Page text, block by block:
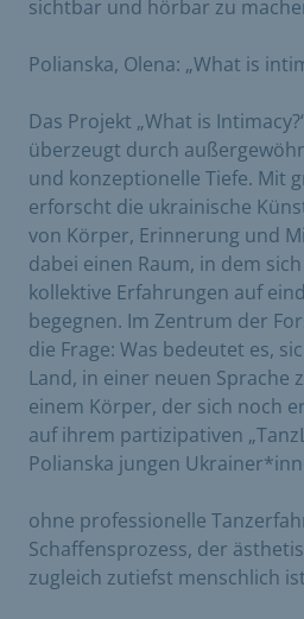
sichtbar und hörbar zu
Polianska, Olena: „What is
Das Projekt „What is
überzeugt durch
und konzeptionelle Tiefe. Mit
erforscht die ukrainische
von Körper, Erinnerung und
dabei einen Raum, in dem
kollektive Erfahrungen auf
begegnen. Im Zentrum der
die Frage: Was bedeutet es,
Land, in einer neuen Sprache
einem Körper, der sich noch
auf ihrem partizipativen
Polianska jungen
ohne professionelle
Schaffensprozess, der
zugleich zutiefst menschlich